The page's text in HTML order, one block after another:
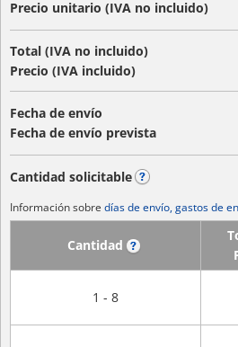
Precio unitario (IVA no incluido)
Total (IVA no incluido)
Precio (IVA incluido)
Fecha de envío
Fecha de envío prevista
Cantidad solicitable
Información sobre días de envío, gastos de
Cantidad
1 - 8